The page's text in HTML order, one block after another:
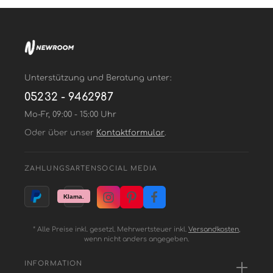
Unterstützung und Beratung unter:
05232 - 9462987
Mo-Fr, 09:00 - 15:00 Uhr
Oder über unser Kontaktformular.
ZAHLUNGSARTEN SOCIAL MEDIA
* Alle Preise inkl. gesetzl. Mehrwertsteuer inkl. Versandkosten,
wenn nicht anders angegeben.
INFORMATION